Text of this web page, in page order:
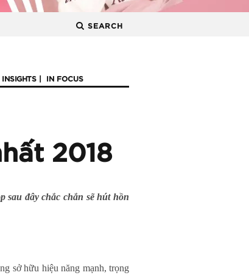
SEARCH
INSIGHTS IN FOCUS
2018
sau đây chắc chắn sẽ hút hồn
sở hữu hiệu năng mạnh, trọng